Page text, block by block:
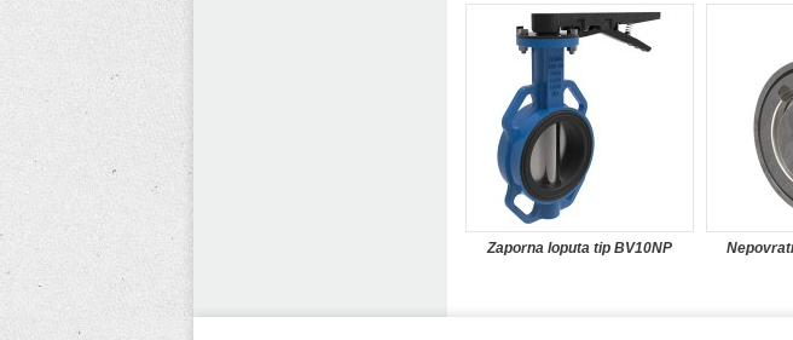
Zaporna loputa tip BV10NP